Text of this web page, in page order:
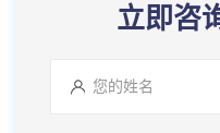
立即咨